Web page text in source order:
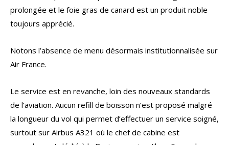
prolongée et le foie gras de canard est un produit noble
toujours apprécié.
Notons l’absence de menu désormais institutionnalisée sur
Air France.
Le service est en revanche, loin des nouveaux standards
de l’aviation. Aucun refill de boisson n’est proposé malgré
la longueur du vol qui permet d’effectuer un service soigné,
surtout sur Airbus A321 où le chef de cabine est